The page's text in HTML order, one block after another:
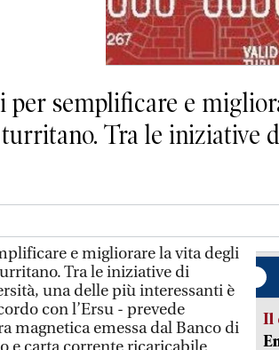
per semplificare e
Tra le iniziative
e migliorare la vita degli
Tra le iniziative di
una delle più interessanti è
con l’Ersu - prevede
magnetica emessa dal Banco di
Il